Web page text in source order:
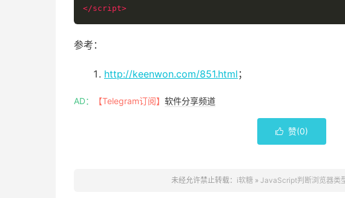
</script>
参考：
http://keenwon.com/851.html ；
AD： 【Telegram订阅】 软件分享频道
 赞(0)
未经允许禁止转载： i软糖 » JavaScript判断浏览器类